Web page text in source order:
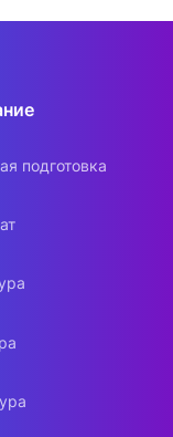
подготовка